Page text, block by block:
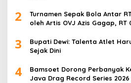
2
Turnamen Sepak Bola Antar
oleh Artis OVJ Azis Gagap, RT
3
Bupati Dewi: Talenta Atlet
Sejak Dini
4
Bamsoet Dorong Perbanyak
Java Drag Record Series